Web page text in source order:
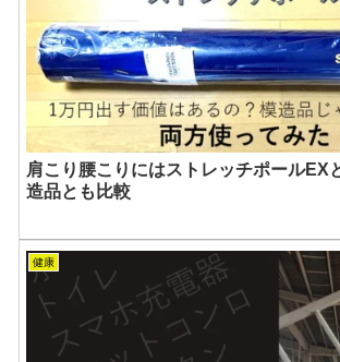
肩こり腰こりにはストレッチポールEX
造品とも比較
健康